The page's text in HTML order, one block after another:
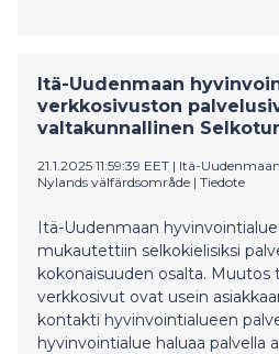
Itä-Uudenmaan
verkkosivuston
valtakunnallinen
21.1.2025 11:59:39 EET | Itä-
Nylands välfärdsområde | Tiedote
Itä-Uudenmaan
mukautettiin selkokielisiksi
kokonaisuuden osalta.
verkkosivut ovat usein
kontakti hyvinvointialueen
hyvinvointialue haluaa palvella